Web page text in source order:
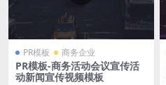
PR模板 商务企业
PR模板-商务活动会议宣传活
动新闻宣传视频模板